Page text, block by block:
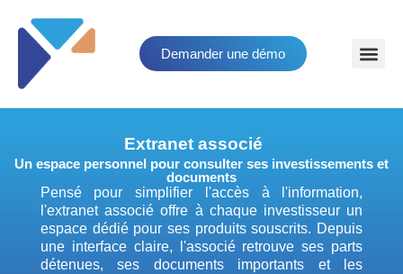
Demander une démo
Extranet associé
Un espace personnel pour consulter ses investissements et
documents
Pensé pour simplifier l'accès à l'information,
l'extranet associé offre à chaque investisseur un
espace dédié pour ses produits souscrits. Depuis
une interface claire, l'associé retrouve ses parts
détenues, ses documents importants et les